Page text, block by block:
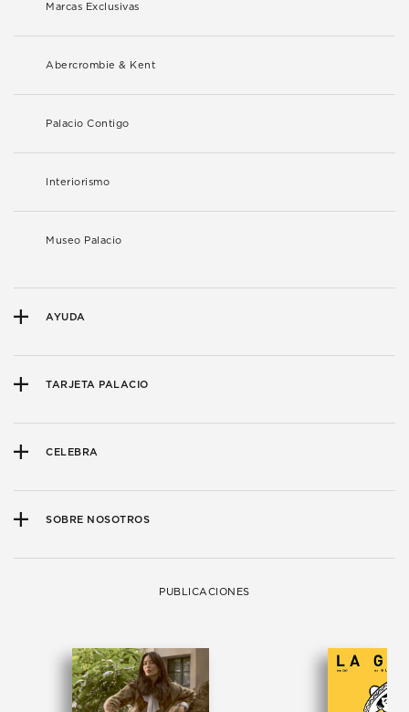
Marcas Exclusivas
Abercrombie & Kent
Palacio Contigo
Interiorismo
Museo Palacio
AYUDA
TARJETA PALACIO
CELEBRA
SOBRE NOSOTROS
PUBLICACIONES